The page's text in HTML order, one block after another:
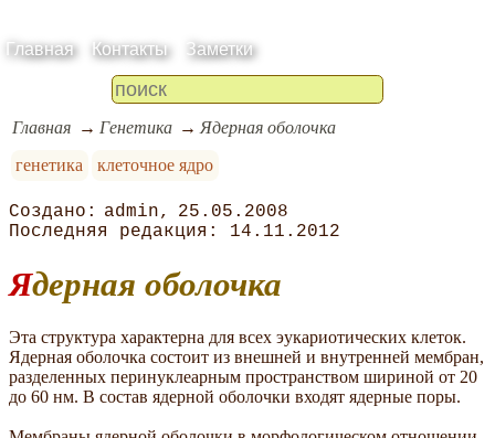
Главная Контакты Заметки
Главная Генетика
Ядерная оболочка
генетика
клеточное ядро
admin
25.05.2008
14.11.2012
Ядерная оболочка
Эта структура характерна для всех эукариотических клеток.
Ядерная оболочка состоит из внешней и внутренней мембран,
разделенных перинуклеарным пространством шириной от 20
до 60 нм. В состав ядерной оболочки входят ядерные поры.